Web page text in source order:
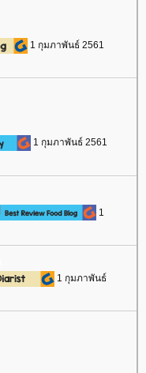
1 กุมภาพันธ์ 2561
1 กุมภาพันธ์ 2561
1
1 กุมภาพันธ์